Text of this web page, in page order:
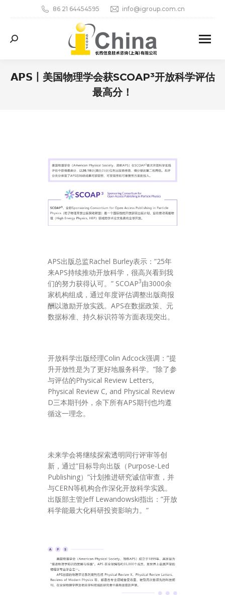
86 21 64454595 info@igroup.com.cn
Search:
𝗔𝗣𝗦丨美国物理学会获SCOAP³开放科学评估
最高分！
APS出版总监Rachel Burley表示：”25年
来APS持续推动开放科学，很高兴看到我
们的努力获得认可。” SCOAP3由3000余
家机构组成，通过年度评估调整出版商报
酬以激励开放实践。APS在数据政策、元
数据标准、持久标识符等方面表现突出。
开放科学出版经理Colin Adcock强调：”提
升开放性是为了更好地服务科学。”除了参
与评估的Physical Review Letters,
Physical Review C, and Physical Review
D三本期刊外，余下所有APS期刊也均遵
循这一理念。
未来学会将继续探索透明同行评审等创
新，通过”目标导向出版（Purpose-Led
Publishing）”计划推进研究诚信审查，并
与CERN等机构合作深化开放科学实践。
出版部主管Jeff Lewandowski指出：”开放
科学能最大化科研投资影响力。”